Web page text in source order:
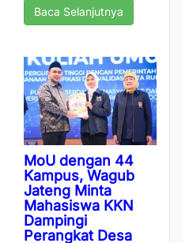
Baca Selanjutnya
MoU dengan 44
Kampus, Wagub
Jateng Minta
Mahasiswa KKN
Dampingi
Perangkat Desa